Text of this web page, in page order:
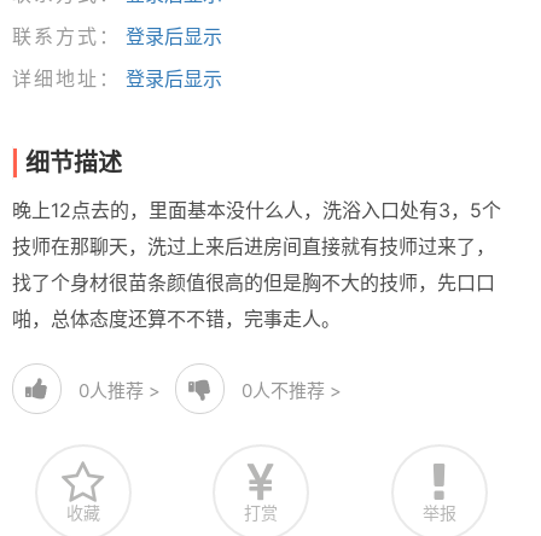
联系方式：
登录后显示
详细地址：
登录后显示
细节描述
晚上12点去的，里面基本没什么人，洗浴入口处有3，5个
技师在那聊天，洗过上来后进房间直接就有技师过来了，
找了个身材很苗条颜值很高的但是胸不大的技师，先口口
啪，总体态度还算不不错，完事走人。
0人推荐 > 0人不推荐 >
收藏 打赏 举报